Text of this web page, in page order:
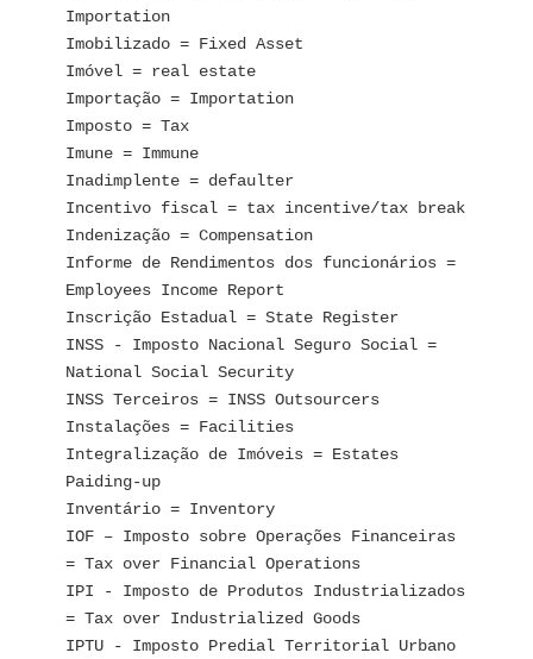
Importation
Imobilizado = Fixed Asset
Imóvel = real estate
Importação = Importation
Imposto = Tax
Imune = Immune
Inadimplente = defaulter
Incentivo fiscal = tax incentive/tax break
Indenização = Compensation
Informe de Rendimentos dos funcionários =
Employees Income Report
Inscrição Estadual = State Register
INSS - Imposto Nacional Seguro Social =
National Social Security
INSS Terceiros = INSS Outsourcers
Instalações = Facilities
Integralização de Imóveis = Estates
Paiding-up
Inventário = Inventory
IOF – Imposto sobre Operações Financeiras
= Tax over Financial Operations
IPI - Imposto de Produtos Industrializados
= Tax over Industrialized Goods
IPTU - Imposto Predial Territorial Urbano